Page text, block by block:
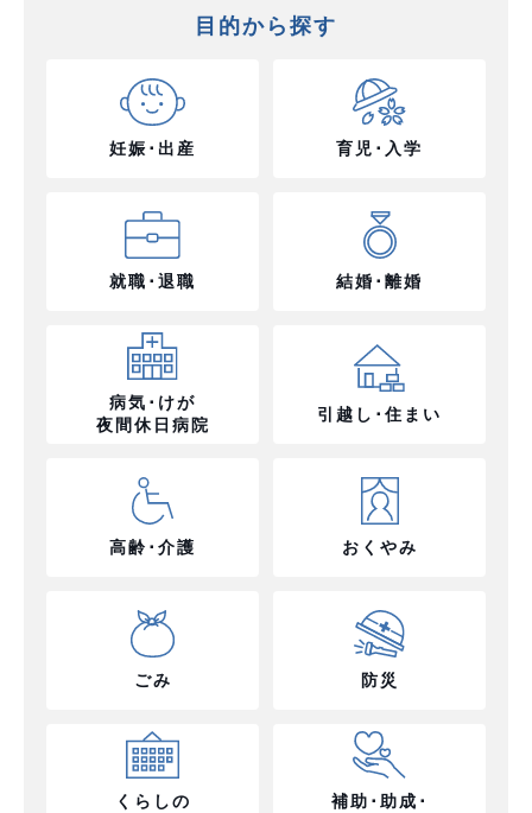
目的から探す
妊娠･出産 育児･入学
就職･退職 結婚･離婚
病気･けが
夜間休日病院
引越し･住まい
高齢･介護 おくやみ
ごみ 防災
くらしの
補助･助成･